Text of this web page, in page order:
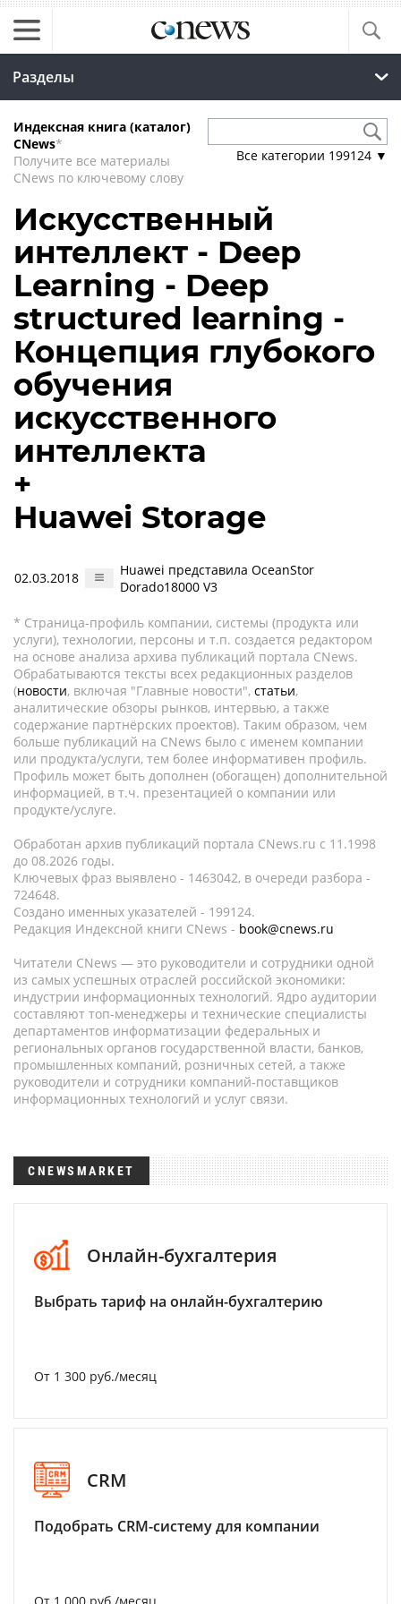
Разделы
Индексная книга (каталог)
CNews*
Получите все материалы
CNews по ключевому слову
Все категории 199124 ▼
Искусственный
интеллект - Deep
Learning - Deep
structured learning -
Концепция глубокого
обучения
искусственного
интеллекта
+
Huawei Storage
02.03.2018
Huawei представила OceanStor
Dorado18000 V3
* Страница-профиль компании, системы (продукта или
услуги), технологии, персоны и т.п. создается редактором
на основе анализа архива публикаций портала CNews.
Обрабатываются тексты всех редакционных разделов
(новости, включая "Главные новости", статьи,
аналитические обзоры рынков, интервью, а также
содержание партнёрских проектов). Таким образом, чем
больше публикаций на CNews было с именем компании
или продукта/услуги, тем более информативен профиль.
Профиль может быть дополнен (обогащен) дополнительной
информацией, в т.ч. презентацией о компании или
продукте/услуге.
Обработан архив публикаций портала CNews.ru c 11.1998
до 08.2026 годы.
Ключевых фраз выявлено - 1463042, в очереди разбора -
724648.
Создано именных указателей - 199124.
Редакция Индексной книги CNews - book@cnews.ru
Читатели CNews — это руководители и сотрудники одной
из самых успешных отраслей российской экономики:
индустрии информационных технологий. Ядро аудитории
составляют топ-менеджеры и технические специалисты
департаментов информатизации федеральных и
региональных органов государственной власти, банков,
промышленных компаний, розничных сетей, а также
руководители и сотрудники компаний-поставщиков
информационных технологий и услуг связи.
CNEWSMARKET
Онлайн-бухгалтерия
Выбрать тариф на онлайн-бухгалтерию
От 1 300 руб./месяц
CRM
Подобрать CRM-систему для компании